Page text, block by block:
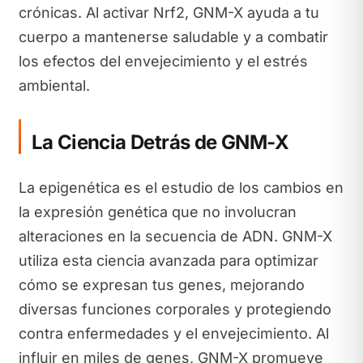
crónicas. Al activar Nrf2, GNM-X ayuda a tu
cuerpo a mantenerse saludable y a combatir
los efectos del envejecimiento y el estrés
ambiental.
La Ciencia Detrás de GNM-X
La epigenética es el estudio de los cambios en
la expresión genética que no involucran
alteraciones en la secuencia de ADN. GNM-X
utiliza esta ciencia avanzada para optimizar
cómo se expresan tus genes, mejorando
diversas funciones corporales y protegiendo
contra enfermedades y el envejecimiento. Al
influir en miles de genes, GNM-X promueve